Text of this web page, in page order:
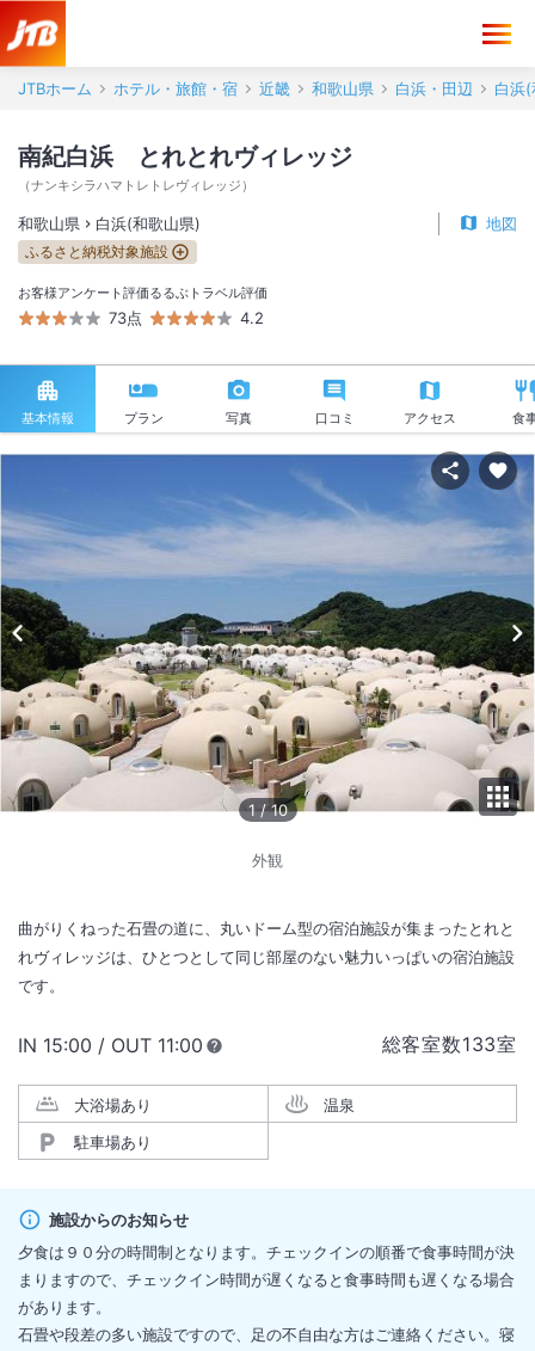
JTBホーム ホテル・旅館・宿 近畿 和歌山県 白浜・田辺 白浜
南紀白浜 とれとれヴィレッジ
（ナンキシラハマトレトレヴィレッジ ）
和歌山県 白浜(和歌山県) 地図
ふるさと納税対象施設
お客様アンケート評価
73点
るるぶトラベル評価
4.2
基本情報 プラン 写真 口コミ アクセス 食
1 /10
外観
曲がりくねった石畳の道に、丸いドーム型の宿泊施設が集まったとれと
れヴィレッジは、ひとつとして同じ部屋のない魅力いっぱいの宿泊施設
です。
総客室数133室
IN チェックイン
15:00 / OUT チェックアウト
11:00
大浴場あり
温泉
駐車場あり
施設からのお知らせ
夕食は９０分の時間制となります。チェックインの順番で食事時間が決
まりますので、チェックイン時間が遅くなると食事時間も遅くなる場合
があります。
石畳や段差の多い施設ですので、足の不自由な方はご連絡ください。寝